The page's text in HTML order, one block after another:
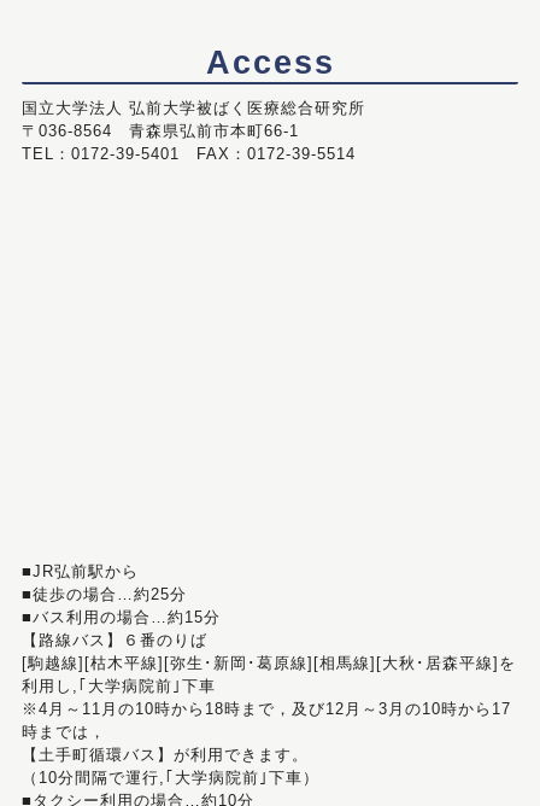
Access
国立大学法人 弘前大学被ばく医療総合研究所
〒036-8564 青森県弘前市本町66-1
TEL：0172-39-5401 FAX：0172-39-5514
■JR弘前駅から
■徒歩の場合…約25分
■バス利用の場合…約15分
【路線バス】６番のりば
[駒越線][枯木平線][弥生･新岡･葛原線][相馬線][大秋･居森平線]を
利用し,｢大学病院前｣下車
※4月～11月の10時から18時まで，及び12月～3月の10時から17
時までは，
【土手町循環バス】が利用できます。
（10分間隔で運行,｢大学病院前｣下車）
■タクシー利用の場合…約10分